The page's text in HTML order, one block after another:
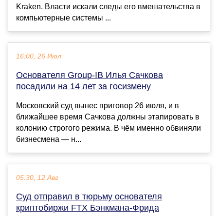
Kraken. Власти искали следы его вмешательства в
компьютерные системы ...
16:00, 26 Июл
Основателя Group-IB Илья Сачкова
посадили на 14 лет за госизмену
Московский суд вынес приговор 26 июля, и в
ближайшее время Сачкова должны этапировать в
колонию строгого режима. В чём именно обвиняли
бизнесмена — н...
05:30, 12 Авг
Суд отправил в тюрьму основателя
криптобиржи FTX Бэнкмана-Фрида